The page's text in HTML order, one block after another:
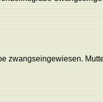
zwangseingewiesen.